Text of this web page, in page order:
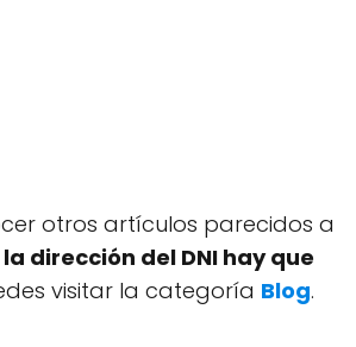
otros artículos parecidos a
dirección del DNI hay que
visitar la categoría Blog.